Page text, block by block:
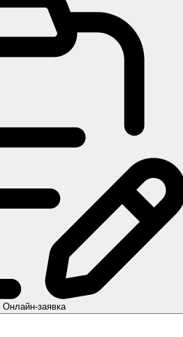
Онлайн-заявка